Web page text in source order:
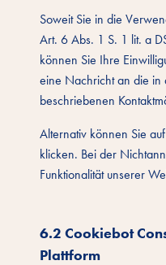
Soweit Sie in die
Art. 6 Abs. 1 S. 1 lit. a
können Sie Ihre
eine Nachricht an die in
beschriebenen
Alternativ können Sie
klicken. Bei der
Funktionalität unserer
6.2 Cookiebot
Plattform